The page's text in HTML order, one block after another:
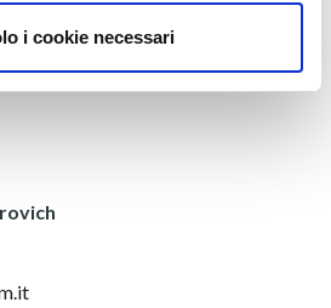
i cookie necessari